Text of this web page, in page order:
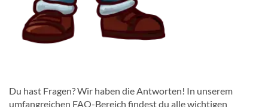
Du hast Fragen? Wir haben die Antworten! In unserem
umfangreichen FAQ-Bereich findest du alle wichtigen